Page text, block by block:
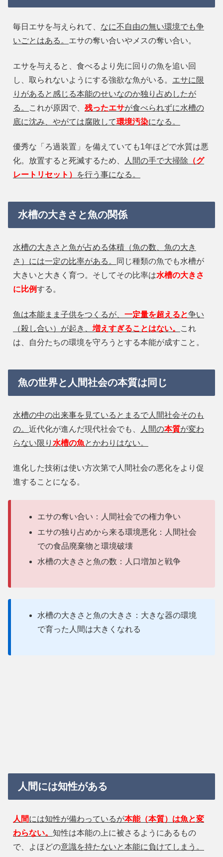
毎日エサを与えられて、 なに不自由の無い環境でも争
いごとはある。 エサの奪い合いやメスの奪い合い。
エサを与えると、食べるより先に回りの魚を追い回
し、取られないようにする強欲な魚がいる。 エサに限
りがあると感じる本能のせいなのか独り占めしたが
る。
これが原因で、 残ったエサが食べられずに水槽の
底に沈み、やがては腐敗して環境汚染になる。
優秀な「ろ過装置」を備えていても1年ほどで水質は悪
化。放置すると死滅するため、
人間の手で大掃除 （グ
レートリセット）
を行う事になる。
水槽の大きさと魚の関係
水槽の大きさと魚が占める体積（魚の数、魚の大き
さ）には一定の比率がある。
同じ種類の魚でも水槽が
大きいと大きく育つ。そしてその比率は水槽の大きさ
に比例する。
魚は本能まま子供をつくるが、 一定量を超えると争い
（殺し合い）が起き、 増えすぎることはない。
これ
は、自分たちの環境を守ろうとする本能が成すこと。
魚の世界と人間社会の本質は同じ
水槽の中の出来事を見ているとまるで人間社会そのも
の。 近代化が進んだ現代社会でも、 人間の本質が変わ
らない限り 水槽の魚とかわりはない。
進化した技術は使い方次第で人間社会の悪化をより促
進することになる。
エサの奪い合い：人間社会での権力争い
エサの独り占めから来る環境悪化：人間社会
での食品廃棄物と環境破壊
水槽の大きさと魚の数：人口増加と戦争
水槽の大きさと魚の大きさ：大きな器の環境
で育った人間は大きくなれる
人間には知性がある
人間には知性が備わっているが本能（本質）は魚と変
わらない。 知性は本能の上に被さるようにあるもの
で、よほどの意識を持たないと本能に負けてしまう。